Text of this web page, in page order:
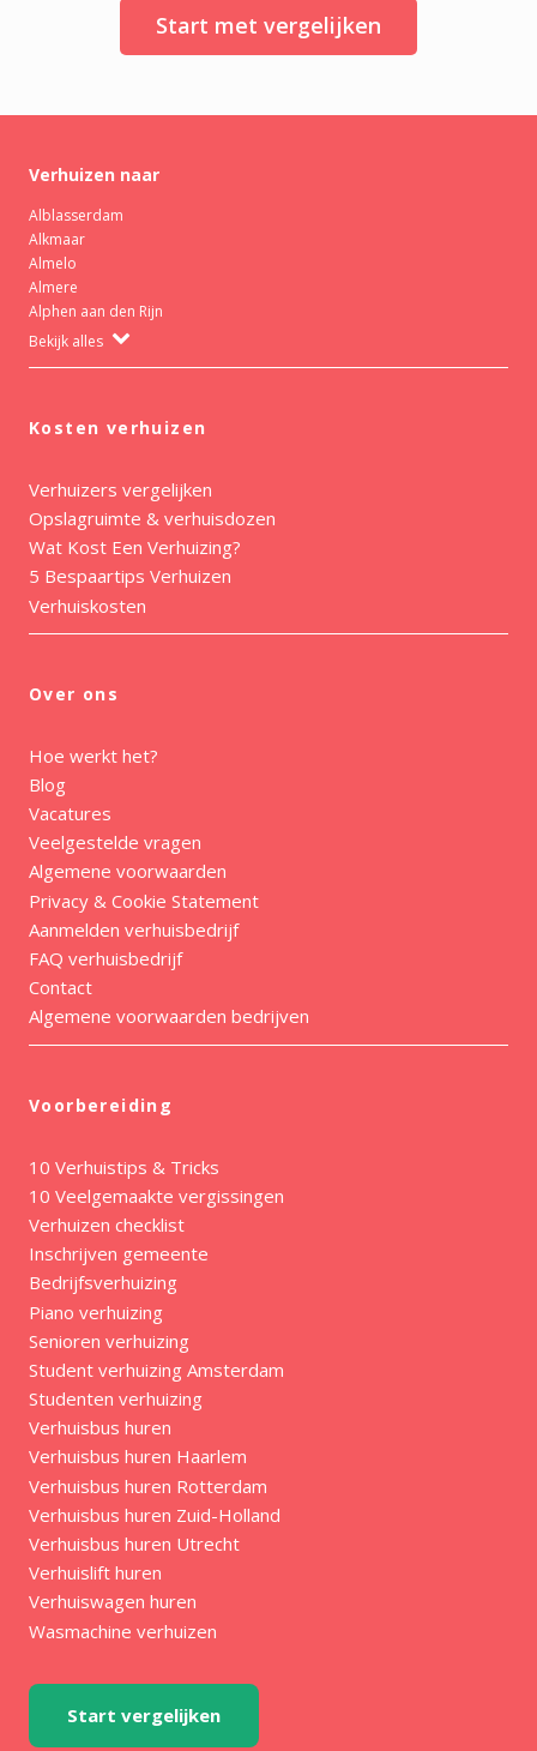
Start met vergelijken
Verhuizen naar
Alblasserdam
Alkmaar
Almelo
Almere
Alphen aan den Rijn
Bekijk alles
Kosten verhuizen
Verhuizers vergelijken
Opslagruimte & verhuisdozen
Wat Kost Een Verhuizing?
5 Bespaartips Verhuizen
Verhuiskosten
Over ons
Hoe werkt het?
Blog
Vacatures
Veelgestelde vragen
Algemene voorwaarden
Privacy & Cookie Statement
Aanmelden verhuisbedrijf
FAQ verhuisbedrijf
Contact
Algemene voorwaarden bedrijven
Voorbereiding
10 Verhuistips & Tricks
10 Veelgemaakte vergissingen
Verhuizen checklist
Inschrijven gemeente
Bedrijfsverhuizing
Piano verhuizing
Senioren verhuizing
Student verhuizing Amsterdam
Studenten verhuizing
Verhuisbus huren
Verhuisbus huren Haarlem
Verhuisbus huren Rotterdam
Verhuisbus huren Zuid-Holland
Verhuisbus huren Utrecht
Verhuislift huren
Verhuiswagen huren
Wasmachine verhuizen
Start vergelijken